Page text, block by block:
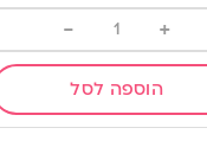
+
-
הוספה לסל